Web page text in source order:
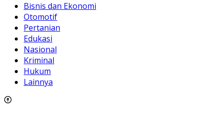
Bisnis dan Ekonomi
Otomotif
Pertanian
Edukasi
Nasional
Kriminal
Hukum
Lainnya